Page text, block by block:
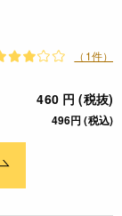
（1件）
460 円 (税抜)
496円 (税込)